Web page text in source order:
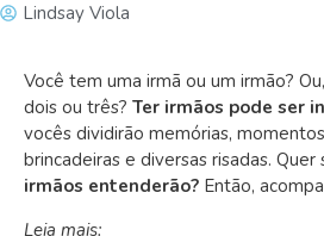
Lindsay Viola
Você tem uma irmã ou um irmão?
dois ou três? Ter irmãos pode ser
vocês dividirão memórias,
brincadeiras e diversas risadas. Quer
irmãos entenderão? Então,
Leia mais: